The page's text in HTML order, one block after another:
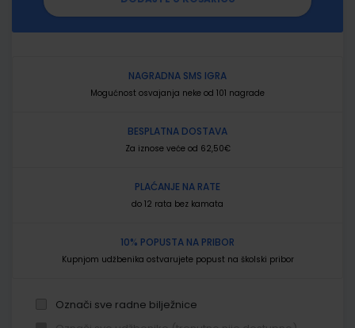
NAGRADNA SMS IGRA
Mogućnost osvajanja neke od 101 nagrade
BESPLATNA DOSTAVA
Za iznose veće od 62,50€
PLAĆANJE NA RATE
do 12 rata bez kamata
10% POPUSTA NA PRIBOR
Kupnjom udžbenika ostvarujete popust na školski pribor
Označi sve radne bilježnice